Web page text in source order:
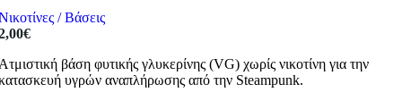
/ Βάσεις
€
βάση φυτικής γλυκερίνης (VG) χωρίς νικοτίνη για την
υγρών αναπλήρωσης από την Steampunk.